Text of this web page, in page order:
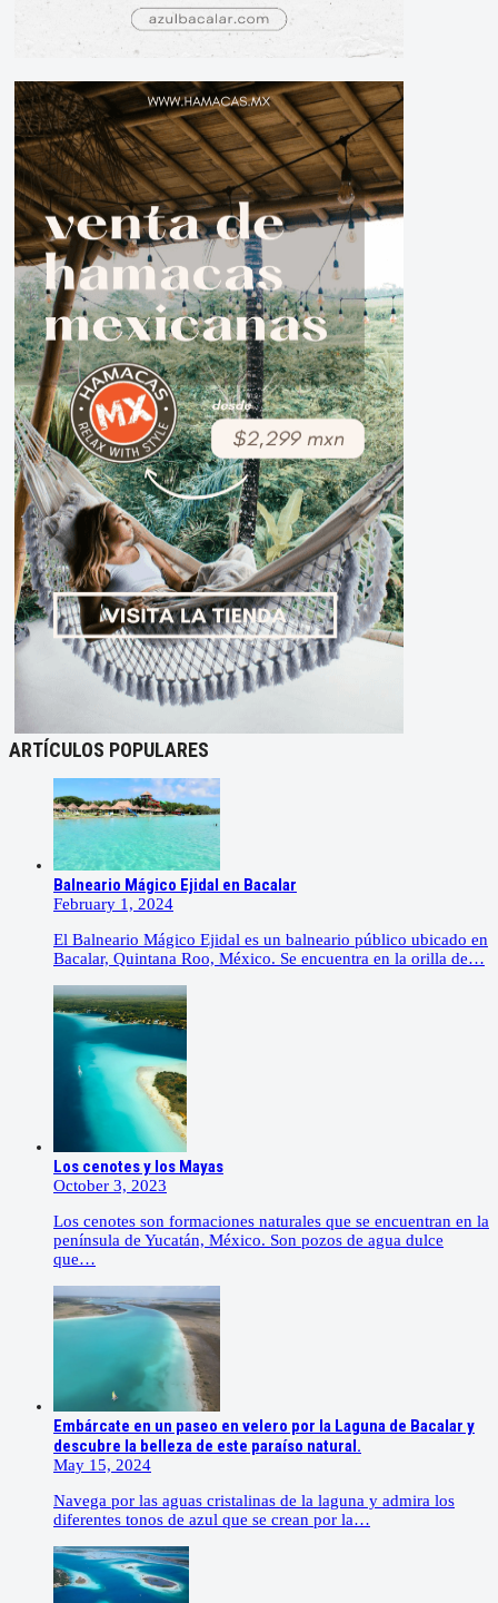
ARTÍCULOS POPULARES
Balneario Mágico Ejidal en Bacalar
February 1, 2024
El Balneario Mágico Ejidal es un balneario público ubicado en
Bacalar, Quintana Roo, México. Se encuentra en la orilla de…
Los cenotes y los Mayas
October 3, 2023
Los cenotes son formaciones naturales que se encuentran en la
península de Yucatán, México. Son pozos de agua dulce
que…
Embárcate en un paseo en velero por la Laguna de Bacalar y
descubre la belleza de este paraíso natural.
May 15, 2024
Navega por las aguas cristalinas de la laguna y admira los
diferentes tonos de azul que se crean por la…